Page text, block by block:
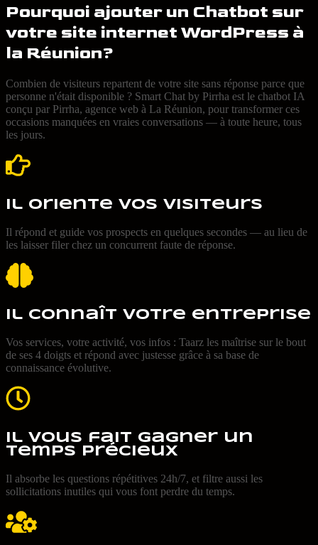
Pourquoi ajouter un Chatbot sur
votre site internet WordPress à
la Réunion?
Combien de visiteurs repartent de votre site sans réponse parce que
personne n'était disponible ? Smart Chat by Pirrha est le chatbot IA
conçu par Pirrha, agence web à La Réunion, pour transformer ces
occasions manquées en vraies conversations — à toute heure, tous
les jours.
Il oriente vos visiteurs
Il répond et guide vos prospects en quelques secondes — au lieu de
les laisser filer chez un concurrent faute de réponse.
Il connaît votre entreprise
Vos services, votre activité, vos infos : Taarz les maîtrise sur le bout
de ses 4 doigts et répond avec justesse grâce à sa base de
connaissance évolutive.
Il vous fait gagner un
temps précieux
Il absorbe les questions répétitives 24h/7, et filtre aussi les
sollicitations inutiles qui vous font perdre du temps.